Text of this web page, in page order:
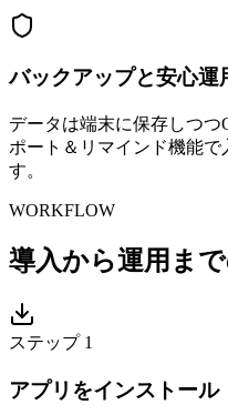
バックアップと安心運
データは端末に保存しつつ
ポート＆リマインド機能で
す。
WORKFLOW
導入から運用ま
ステップ 1
アプリをインストール